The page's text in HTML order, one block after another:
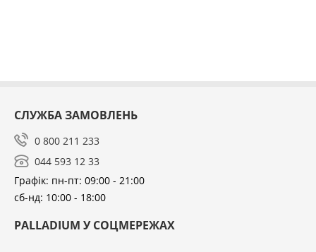
СЛУЖБА ЗАМОВЛЕНЬ
0 800 211 233
044 593 12 33
Графік: пн-пт: 09:00 - 21:00
сб-нд: 10:00 - 18:00
PALLADIUM У СОЦМЕРЕЖАХ